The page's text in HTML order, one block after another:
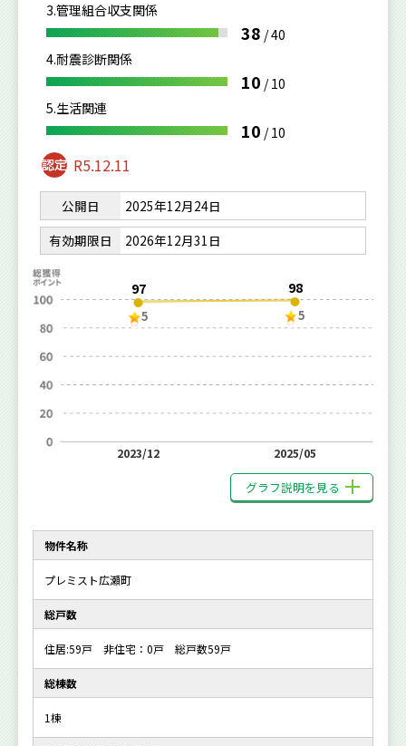
3.管理組合収支関係
38 /40
4.耐震診断関係
10 /10
5.生活関連
10 /10
R5.12.11
公開日
2025年12月24日
有効期限日
2026年12月31日
97
5
2023/12
98
5
2025/05
グラフ説明を見る
物件名称
プレミスト広瀬町
総戸数
住居:59戸 非住宅：0戸 総戸数59戸
総棟数
1棟